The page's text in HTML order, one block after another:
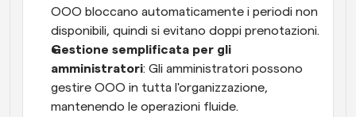
OOO bloccano automaticamente i periodi non
disponibili, quindi si evitano doppi prenotazioni.
Gestione semplificata per gli
amministratori: Gli amministratori possono
gestire OOO in tutta l'organizzazione,
mantenendo le operazioni fluide.